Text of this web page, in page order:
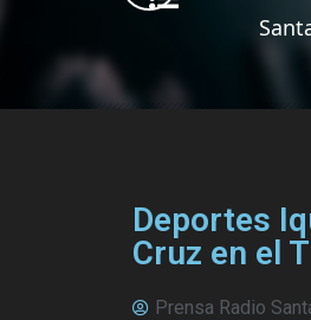
Deportes
Cruz en el
Prensa Radio